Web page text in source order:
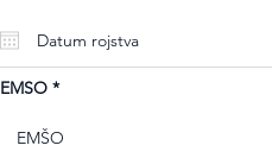
u
i
r
EMSO